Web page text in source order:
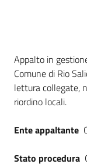
Piattaforme
telematiche
Dati del
Appalto in
Comune di Rio
lettura collegate,
riordino locali.
Ente appaltante
Stato procedura